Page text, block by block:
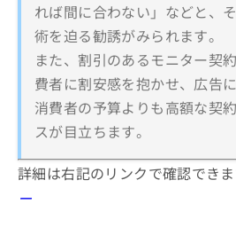
れば間に合わない」などと、
術を迫る勧誘がみられます。
また、割引のあるモニター契
費者に割安感を抱かせ、広告
消費者の予算よりも高額な契
スが目立ちます。
詳細は右記のリンクで確認できま
ー